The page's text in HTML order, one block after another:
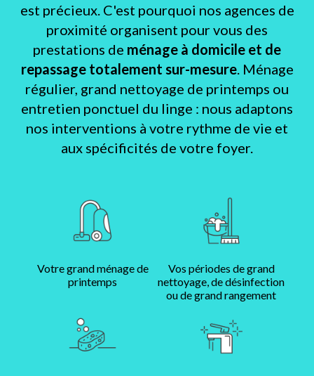
est précieux. C'est pourquoi nos agences de
proximité organisent pour vous des
prestations de ménage à domicile et de
repassage totalement sur-mesure. Ménage
régulier, grand nettoyage de printemps ou
entretien ponctuel du linge : nous adaptons
nos interventions à votre rythme de vie et
aux spécificités de votre foyer.
Votre grand ménage de
printemps
Vos périodes de grand
nettoyage, de désinfection
ou de grand rangement